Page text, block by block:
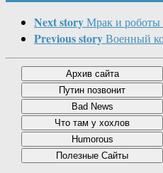
Next storyМрак и роботы
Previous storyВоенный